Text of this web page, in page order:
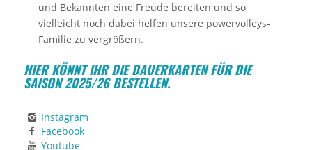
und Bekannten eine Freude bereiten und so
vielleicht noch dabei helfen unsere powervolleys-
Familie zu vergrößern.
HIER KÖNNT IHR DIE DAUERKARTEN FÜR DIE
SAISON 2025/26 BESTELLEN.
Instagram
Facebook
Youtube